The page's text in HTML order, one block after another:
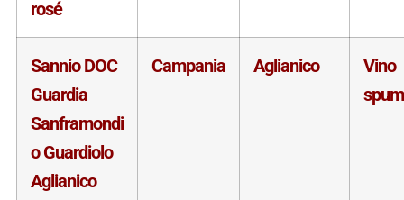
rosé
Sannio DOC
Guardia
Sanframondi
o Guardiolo
Aglianico
Campania Aglianico
Vino